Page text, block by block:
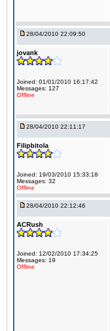
28/04/2010 22:09:50
jovank
Joined: 01/01/2010 16:17:42
Messages: 127
Offline
28/04/2010 22:11:17
Filipbitola
Joined: 19/03/2010 15:33:18
Messages: 32
Offline
28/04/2010 22:12:46
ACRush
Joined: 12/02/2010 17:34:25
Messages: 19
Offline